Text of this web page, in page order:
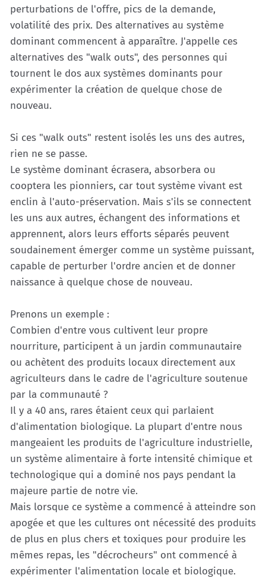
perturbations de l'offre, pics de la demande,
volatilité des prix. Des alternatives au système
dominant commencent à apparaître. J'appelle ces
alternatives des "walk outs", des personnes qui
tournent le dos aux systèmes dominants pour
expérimenter la création de quelque chose de
nouveau.
Si ces "walk outs" restent isolés les uns des autres,
rien ne se passe.
Le système dominant écrasera, absorbera ou
cooptera les pionniers, car tout système vivant est
enclin à l'auto-préservation. Mais s'ils se connectent
les uns aux autres, échangent des informations et
apprennent, alors leurs efforts séparés peuvent
soudainement émerger comme un système puissant,
capable de perturber l'ordre ancien et de donner
naissance à quelque chose de nouveau.
Prenons un exemple :
Combien d'entre vous cultivent leur propre
nourriture, participent à un jardin communautaire
ou achètent des produits locaux directement aux
agriculteurs dans le cadre de l'agriculture soutenue
par la communauté ?
Il y a 40 ans, rares étaient ceux qui parlaient
d'alimentation biologique. La plupart d'entre nous
mangeaient les produits de l'agriculture industrielle,
un système alimentaire à forte intensité chimique et
technologique qui a dominé nos pays pendant la
majeure partie de notre vie.
Mais lorsque ce système a commencé à atteindre son
apogée et que les cultures ont nécessité des produits
de plus en plus chers et toxiques pour produire les
mêmes repas, les "décrocheurs" ont commencé à
expérimenter l'alimentation locale et biologique.